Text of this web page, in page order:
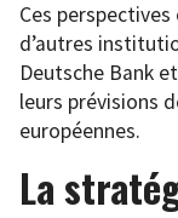
Ces
d’autres
Deutsche Bank
leurs prévisions
européennes.
La